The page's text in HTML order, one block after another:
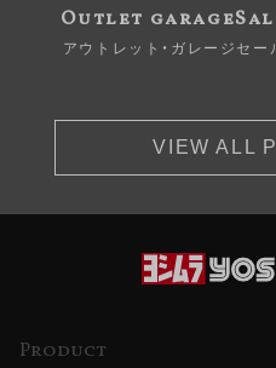
Outlet
アウトレット・ガレージセー
VIEW ALL
Product